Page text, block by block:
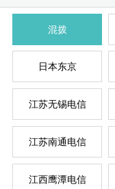
充值
订单管理
进入控制台
退出
混拨
日本东京
江苏无锡电信
江苏南通电信
江西鹰潭电信